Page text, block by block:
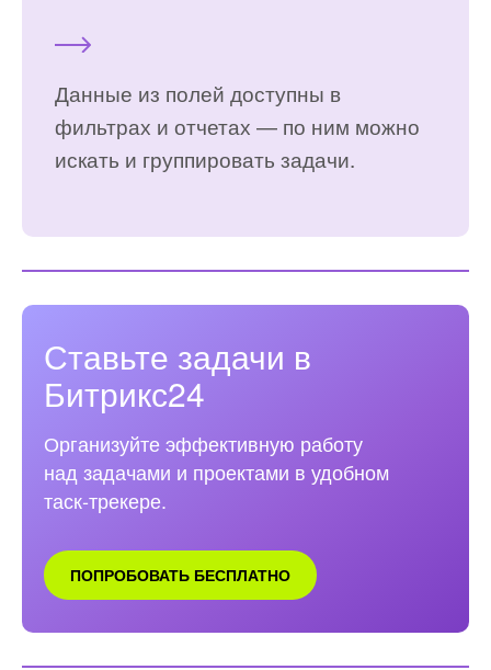
Данные из полей доступны в
фильтрах и отчетах — по ним можно
искать и группировать задачи.
Ставьте задачи в
Битрикс24
Организуйте эффективную работу
над задачами и проектами в удобном
таск‑трекере.
ПОПРОБОВАТЬ БЕСПЛАТНО